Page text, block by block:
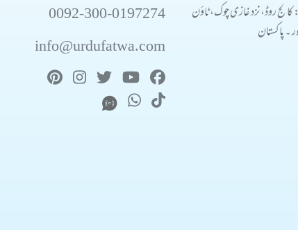
کالج روڈ، نزد غازی چوک، ٹاؤن
۔ پاکستان
0092-300-0197274
info@urdufatwa.com